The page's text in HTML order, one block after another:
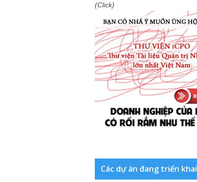
(Click)
Các dự án đang triển khai